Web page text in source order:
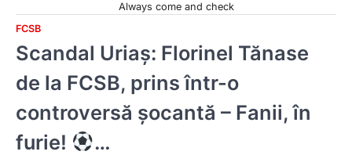
Always come and check
FCSB
Scandal Uriaș: Florinel Tănase
de la FCSB, prins într-o
controversă șocantă – Fanii, în
furie!
…